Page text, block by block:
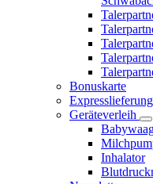
Bonuskarte
Expresslieferung
Geräteverleih
Inhalator